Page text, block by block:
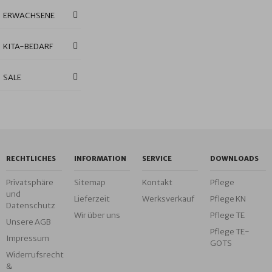
ERWACHSENE
KITA-BEDARF
SALE
RECHTLICHES
Privatsphäre
und
Datenschutz
Unsere AGB
Impressum
Widerrufsrecht
&
INFORMATION
Sitemap
Lieferzeit
Wir über uns
SERVICE
Kontakt
Werksverkauf
DOWNLOADS
Pflege
Pflege KN
Pflege TE
Pflege TE-
GOTS